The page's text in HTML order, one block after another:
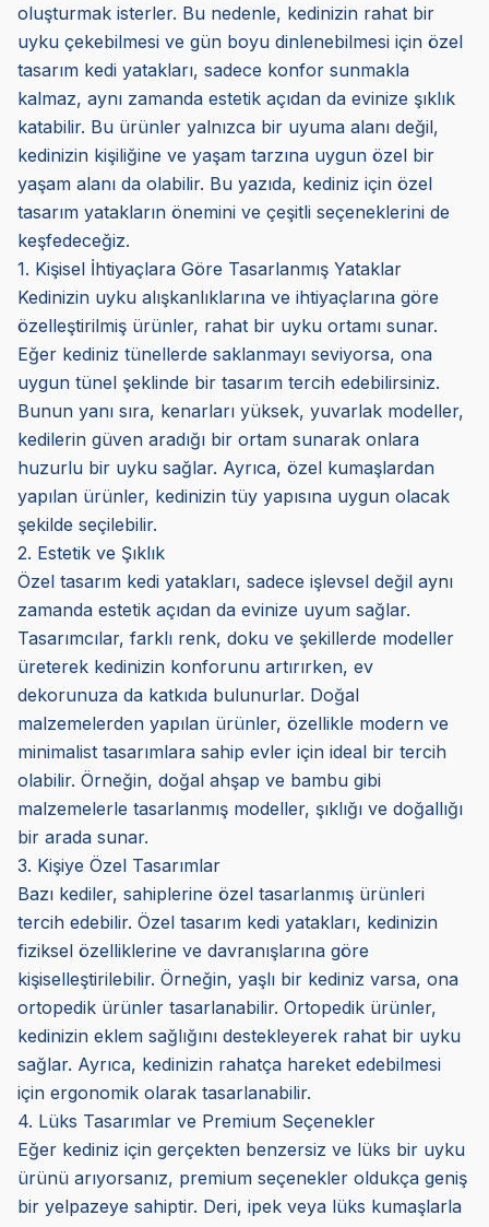
oluşturmak isterler. Bu nedenle, kedinizin rahat bir
uyku çekebilmesi ve gün boyu dinlenebilmesi için özel
tasarım kedi yatakları, sadece konfor sunmakla
kalmaz, aynı zamanda estetik açıdan da evinize şıklık
katabilir. Bu ürünler yalnızca bir uyuma alanı değil,
kedinizin kişiliğine ve yaşam tarzına uygun özel bir
yaşam alanı da olabilir. Bu yazıda, kediniz için özel
tasarım yatakların önemini ve çeşitli seçeneklerini de
keşfedeceğiz.
1. Kişisel İhtiyaçlara Göre Tasarlanmış Yataklar
Kedinizin uyku alışkanlıklarına ve ihtiyaçlarına göre
özelleştirilmiş ürünler, rahat bir uyku ortamı sunar.
Eğer kediniz tünellerde saklanmayı seviyorsa, ona
uygun tünel şeklinde bir tasarım tercih edebilirsiniz.
Bunun yanı sıra, kenarları yüksek, yuvarlak modeller,
kedilerin güven aradığı bir ortam sunarak onlara
huzurlu bir uyku sağlar. Ayrıca, özel kumaşlardan
yapılan ürünler, kedinizin tüy yapısına uygun olacak
şekilde seçilebilir.
2. Estetik ve Şıklık
Özel tasarım kedi yatakları, sadece işlevsel değil aynı
zamanda estetik açıdan da evinize uyum sağlar.
Tasarımcılar, farklı renk, doku ve şekillerde modeller
üreterek kedinizin konforunu artırırken, ev
dekorunuza da katkıda bulunurlar. Doğal
malzemelerden yapılan ürünler, özellikle modern ve
minimalist tasarımlara sahip evler için ideal bir tercih
olabilir. Örneğin, doğal ahşap ve bambu gibi
malzemelerle tasarlanmış modeller, şıklığı ve doğallığı
bir arada sunar.
3. Kişiye Özel Tasarımlar
Bazı kediler, sahiplerine özel tasarlanmış ürünleri
tercih edebilir. Özel tasarım kedi yatakları, kedinizin
fiziksel özelliklerine ve davranışlarına göre
kişiselleştirilebilir. Örneğin, yaşlı bir kediniz varsa, ona
ortopedik ürünler tasarlanabilir. Ortopedik ürünler,
kedinizin eklem sağlığını destekleyerek rahat bir uyku
sağlar. Ayrıca, kedinizin rahatça hareket edebilmesi
için ergonomik olarak tasarlanabilir.
4. Lüks Tasarımlar ve Premium Seçenekler
Eğer kediniz için gerçekten benzersiz ve lüks bir uyku
ürünü arıyorsanız, premium seçenekler oldukça geniş
bir yelpazeye sahiptir. Deri, ipek veya lüks kumaşlarla